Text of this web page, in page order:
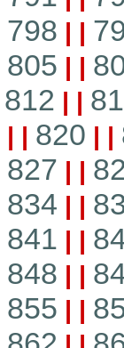
798 | |
805 | |
812 | |
| | 820 | |
827 | |
834 | |
841 | |
848 | |
855 | |